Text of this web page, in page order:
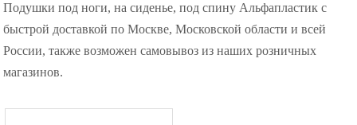
Подушки под ноги, на сиденье, под спину Альфапластик с
быстрой доставкой по Москве, Московской области и всей
России, также возможен самовывоз из наших розничных
магазинов.